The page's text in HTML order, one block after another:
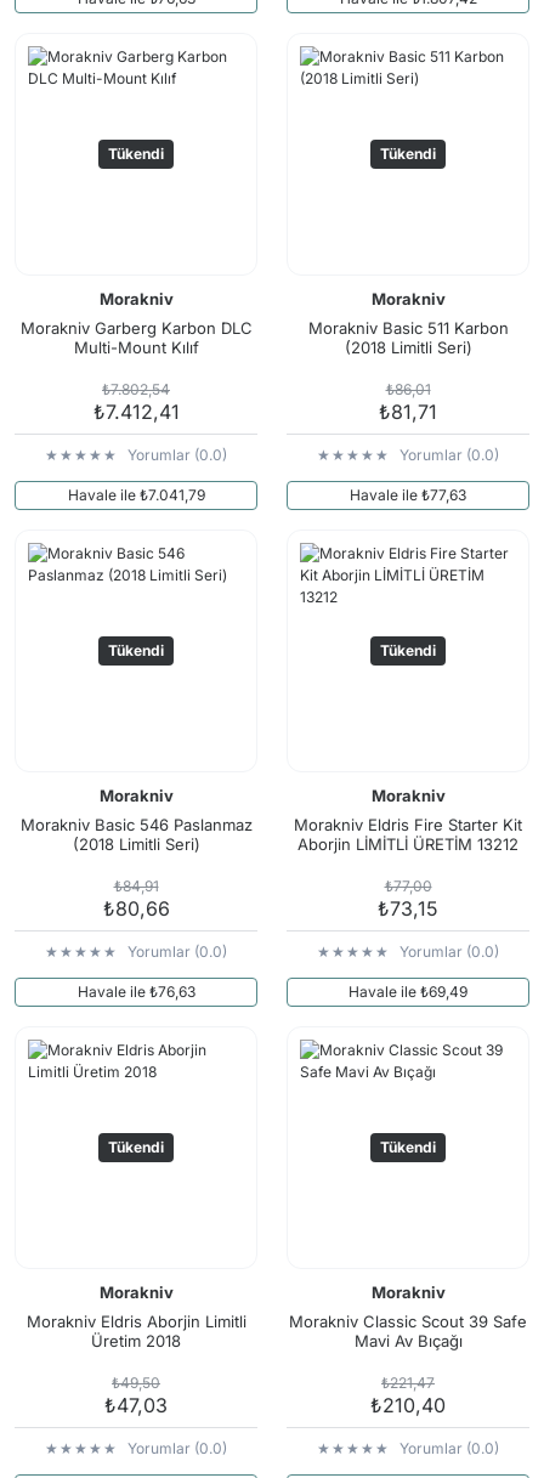
Tükendi
Morakniv
Morakniv Garberg Karbon DLC
Multi-Mount Kılıf
₺7.802,54
₺7.412,41
Yorumlar (0.0)
Havale ile ₺7.041,79
Tükendi
Morakniv
Morakniv Basic 511 Karbon
(2018 Limitli Seri)
₺86,01
₺81,71
Yorumlar (0.0)
Havale ile ₺77,63
Tükendi
Morakniv
Morakniv Basic 546 Paslanmaz
(2018 Limitli Seri)
₺84,91
₺80,66
Yorumlar (0.0)
Havale ile ₺76,63
Tükendi
Morakniv
Morakniv Eldris Fire Starter Kit
Aborjin LİMİTLİ ÜRETİM 13212
₺77,00
₺73,15
Yorumlar (0.0)
Havale ile ₺69,49
Tükendi
Morakniv
Morakniv Eldris Aborjin Limitli
Üretim 2018
₺49,50
₺47,03
Yorumlar (0.0)
Tükendi
Morakniv
Morakniv Classic Scout 39 Safe
Mavi Av Bıçağı
₺221,47
₺210,40
Yorumlar (0.0)